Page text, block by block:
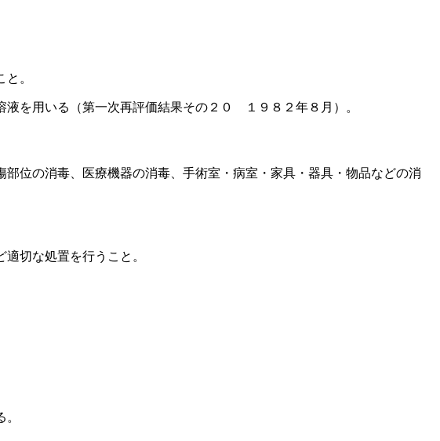
。
を用いる（第一次再評価結果その２０ １９８２年８月）。
位の消毒、医療機器の消毒、手術室・病室・家具・器具・物品などの消
切な処置を行うこと。